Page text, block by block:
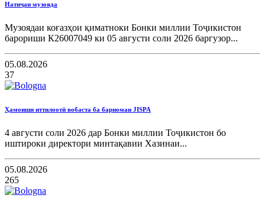
Натиҷаи музояда
Музоядаи коғазҳои қиматноки Бонки миллии Тоҷикистон
барориши К26007049 ки 05 августи соли 2026 баргузор...
05.08.2026
37
Ҳамоиши иттилоотӣ вобаста ба барномаи JISPA
4 августи соли 2026 дар Бонки миллии Тоҷикистон бо
иштироки директори минтақавии Хазинаи...
05.08.2026
265